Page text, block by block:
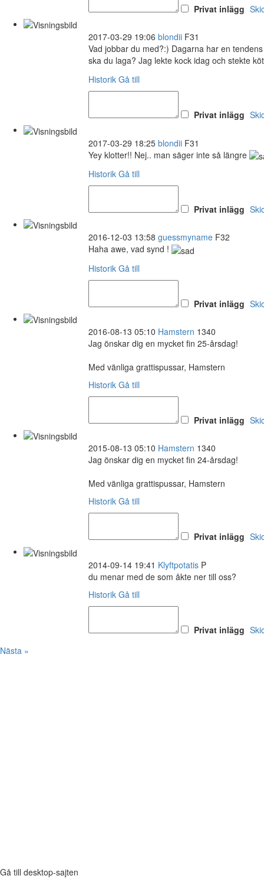
Privat inlägg
2017-03-29 19:06 blondii F31
Vad jobbar du med?:) Dagarna har en
ska du laga? Jag lekte kock idag och stekte
Historik Gå till
Privat inlägg
2017-03-29 18:25 blondii F31
Yey klotter!! Nej.. man säger inte så längre
Historik Gå till
Privat inlägg
2016-12-03 13:58 guessmyname F32
Haha awe, vad synd !
Historik Gå till
Privat inlägg
2016-08-13 05:10 Hamstern 1340
Jag önskar dig en mycket fin 25-årsdag!
Med vänliga grattispussar, Hamstern
Historik Gå till
Privat inlägg
2015-08-13 05:10 Hamstern 1340
Jag önskar dig en mycket fin 24-årsdag!
Med vänliga grattispussar, Hamstern
Historik Gå till
Privat inlägg
2014-09-14 19:41 Klyftpotatis P
du menar med de som åkte ner till oss?
Historik Gå till
Privat inlägg
Nästa »
Gå till desktop-sajten